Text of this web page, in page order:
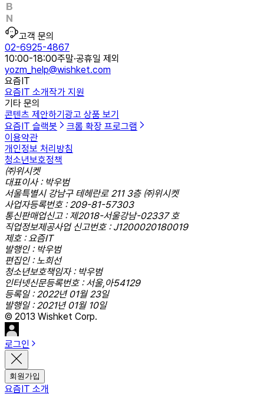
고객 문의
02-6925-4867
10:00-18:00주말·공휴일 제외
yozm_help@wishket.com
요즘IT
요즘IT 소개작가 지원
기타 문의
콘텐츠 제안하기 광고 상품 보기
요즘IT 슬랙봇
크롬 확장 프로그램
이용약관
개인정보 처리방침
청소년보호정책
㈜위시켓
대표이사 : 박우범
서울특별시 강남구 테헤란로 211 3층 ㈜위시켓
사업자등록번호 : 209-81-57303
통신판매업신고 : 제2018-서울강남-02337 호
직업정보제공사업 신고번호 : J1200020180019
제호 : 요즘IT
발행인 : 박우범
편집인 : 노희선
청소년보호책임자 : 박우범
인터넷신문등록번호 : 서울,아54129
등록일 : 2022년 01월 23일
발행일 : 2021년 01월 10일
© 2013 Wishket Corp.
로그인
회원가입
요즘IT 소개